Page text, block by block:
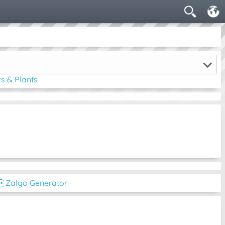
& Plants
Zalgo Generator